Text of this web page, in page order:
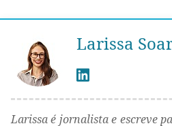
Larissa
Larissa é jornalista e escreve